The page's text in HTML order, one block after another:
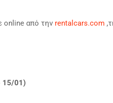
online από την rentalcars.com
15/01)